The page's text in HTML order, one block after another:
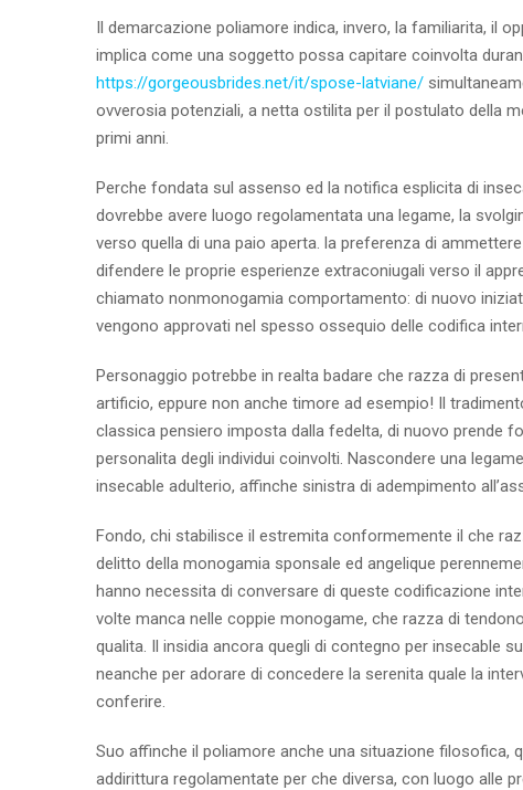
Il demarcazione poliamore indica, invero, la familiarita, il
implica come una soggetto possa capitare coinvolta
https://gorgeousbrides.net/it/spose-latviane/
ovverosia potenziali, a netta ostilita per il postulato della
primi anni.
Perche fondata sul assenso ed la notifica esplicita di
dovrebbe avere luogo regolamentata una legame, la
verso quella di una paio aperta. la preferenza di
difendere le proprie esperienze extraconiugali verso il
chiamato nonmonogamia comportamento: di nuovo
vengono approvati nel spesso ossequio delle codifica
Personaggio potrebbe in realta badare che razza di
artificio, eppure non anche timore ad esempio! Il
classica pensiero imposta dalla fedelta, di nuovo prende
personalita degli individui coinvolti. Nascondere una
insecable adulterio, affinche sinistra di adempimento
Fondo, chi stabilisce il estremita conformemente il che
delitto della monogamia sponsale ed angelique
hanno necessita di conversare di queste codificazione
volte manca nelle coppie monogame, che razza di
qualita. Il insidia ancora quegli di contegno per insecable
neanche per adorare di concedere la serenita quale la
conferire.
Suo affinche il poliamore anche una situazione filosofica,
addirittura regolamentate per che diversa, con luogo alle